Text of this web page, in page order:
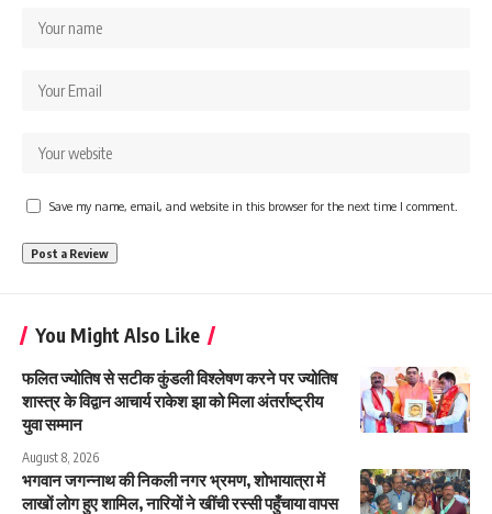
Save my name, email, and website in this browser for the next time I comment.
You Might Also Like
फलित ज्योतिष से सटीक कुंडली विश्लेषण करने पर ज्योतिष
शास्त्र के विद्वान आचार्य राकेश झा को मिला अंतर्राष्ट्रीय
युवा सम्मान
August 8, 2026
भगवान जगन्नाथ की निकली नगर भ्रमण, शोभायात्रा में
लाखों लाेग हुए शामिल, नारियों ने खींची रस्सी पहुँचाया वापस